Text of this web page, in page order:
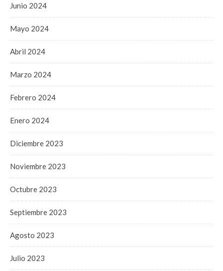
Junio 2024
Mayo 2024
Abril 2024
Marzo 2024
Febrero 2024
Enero 2024
Diciembre 2023
Noviembre 2023
Octubre 2023
Septiembre 2023
Agosto 2023
Julio 2023